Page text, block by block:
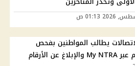
يطالب المواطنين بفحص
خطوطهم عبر My NTRA والإبلاغ عن الأرقام